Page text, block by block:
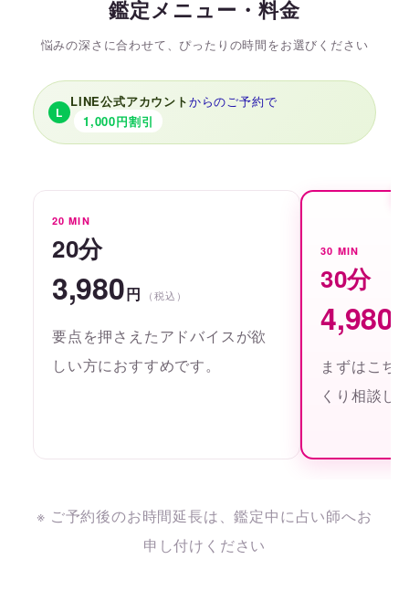
鑑定メニュー・料金
悩みの深さに合わせて、ぴったりの時間をお選びください
L
LINE公式アカウントからのご予約で
1,000円割引
20 MIN
20分
3,980円 （税込）
要点を押さえたアドバイスが欲
しい方におすすめです。
30 MIN
30分
4,980
まずはこち
くり相談し
※ ご予約後のお時間延長は、鑑定中に占い師へお
申し付けください